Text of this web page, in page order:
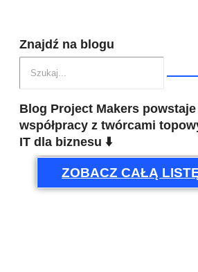
Znajdź na blogu
Blog Project Makers
współpracy z twórcami
IT dla biznesu ⬇️
ZOBACZ CAŁĄ